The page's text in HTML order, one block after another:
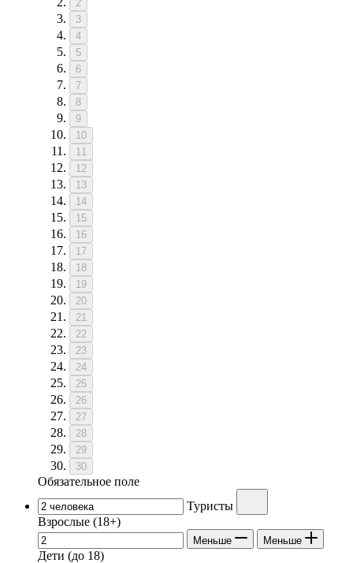
2
3
4
5
6
7
8
9
10
11
12
13
14
15
16
17
18
19
20
21
22
23
24
25
26
27
28
29
30
Обязательное поле
Туристы
Взрослые (18+)
Меньше Меньше
Дети (до 18)